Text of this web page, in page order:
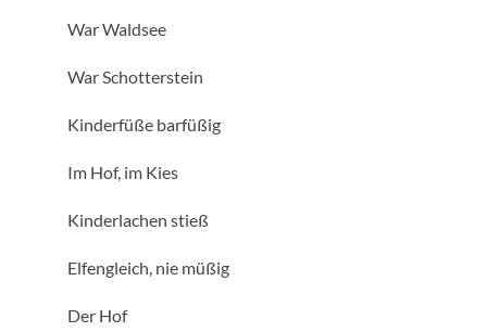
War Waldsee
War Schotterstein
Kinderfüße barfüßig
Im Hof, im Kies
Kinderlachen stieß
Elfengleich, nie müßig
Der Hof